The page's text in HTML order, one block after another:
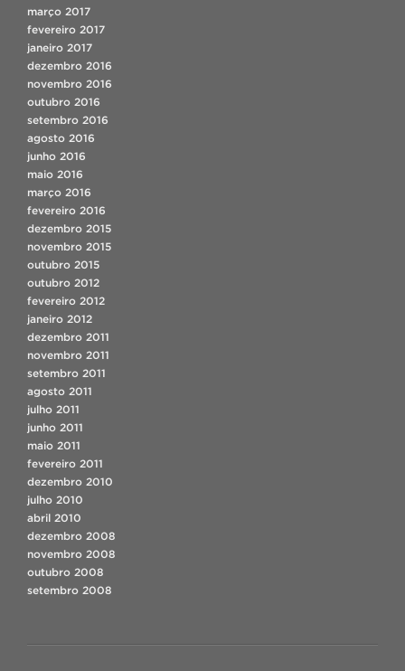
março 2017
fevereiro 2017
janeiro 2017
dezembro 2016
novembro 2016
outubro 2016
setembro 2016
agosto 2016
junho 2016
maio 2016
março 2016
fevereiro 2016
dezembro 2015
novembro 2015
outubro 2015
outubro 2012
fevereiro 2012
janeiro 2012
dezembro 2011
novembro 2011
setembro 2011
agosto 2011
julho 2011
junho 2011
maio 2011
fevereiro 2011
dezembro 2010
julho 2010
abril 2010
dezembro 2008
novembro 2008
outubro 2008
setembro 2008